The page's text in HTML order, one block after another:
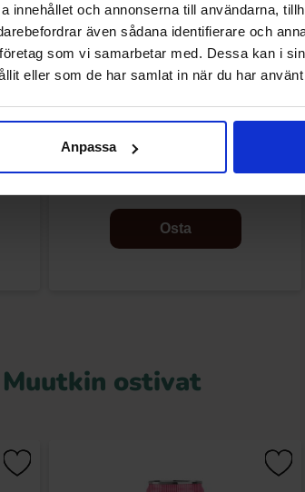
innehållet och annonserna till användarna,
även sådana identifierare och
som vi samarbetar med. Dessa kan i
eller som de har samlat in när du har
Anpassa
Haribo Balla Punainen Poreileva 70g
Osta
Muutkin ostivat